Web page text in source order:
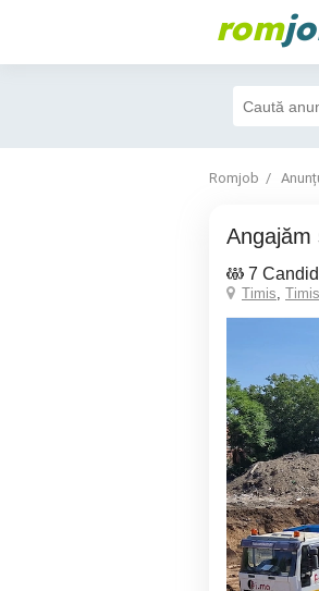
rom
Romjob
7
Timis,